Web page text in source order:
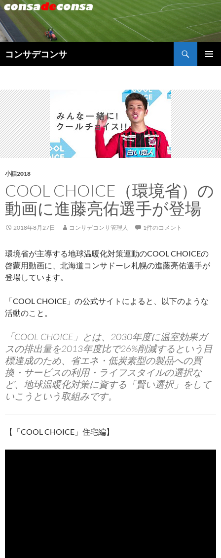
コンサデコンサ
索
ン
ツ
へ
ス
キ
ッ
プ
小話2018
COOL CHOICE（環境省）の
動画に進藤亮佑選手が登場
2018年8月27日 コンサデコンサ管理人 1件のコメント
環境省が主導する地球温暖化対策運動のCOOL CHOICEの
啓蒙用動画に、北海道コンサドーレ札幌の進藤亮佑選手が
登場しています。
「COOL CHOICE」の公式サイトによると、以下のような
活動のこと。
「COOL CHOICE」とは、2030年度に温室効果ガ
スの排出量を2013年度比で26%削減するという目
標達成のため、省エネ・低炭素型の製品への買
換・サービスの利用・ライフスタイルの選択な
ど、地球温暖化対策に資する「賢い選択」をして
いこうという取組みです。
【「COOL CHOICE」住宅編】